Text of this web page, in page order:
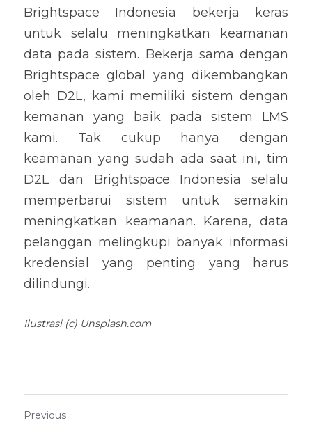
Brightspace Indonesia bekerja keras
untuk selalu meningkatkan keamanan
data pada sistem. Bekerja sama dengan
Brightspace global yang dikembangkan
oleh D2L, kami memiliki sistem dengan
kemanan yang baik pada sistem LMS
kami. Tak cukup hanya dengan
keamanan yang sudah ada saat ini, tim
D2L dan Brightspace Indonesia selalu
memperbarui sistem untuk semakin
meningkatkan keamanan. Karena, data
pelanggan melingkupi banyak informasi
kredensial yang penting yang harus
dilindungi.
Ilustrasi (c) Unsplash.com
Previous